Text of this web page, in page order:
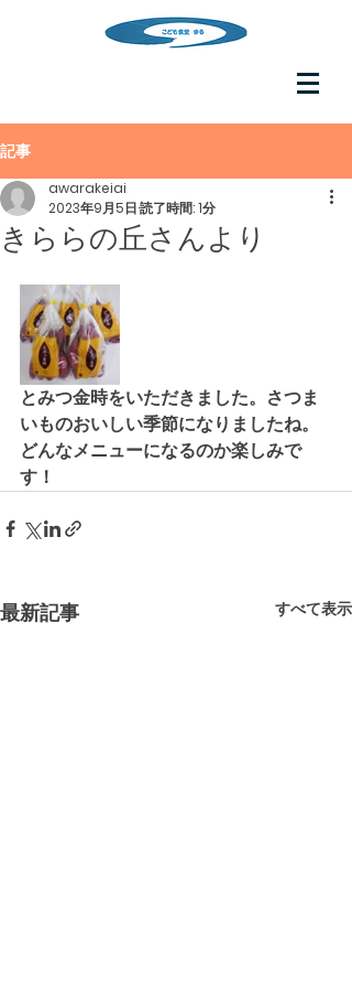
記事
きららの丘さんより
awarakeiai
2023年9月5日読了時間: 1分
とみつ金時をいただきました。さつま
いものおいしい季節になりましたね。
どんなメニューになるのか楽しみで
す！
最新記事 すべて表示